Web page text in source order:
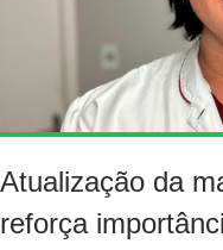
Atualização da
reforça